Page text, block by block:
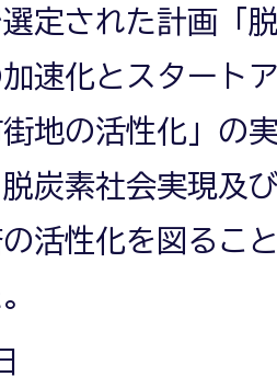
定された計画「
速化とスタート
地の活性化」の
炭素社会実現及
活性化を図るこ